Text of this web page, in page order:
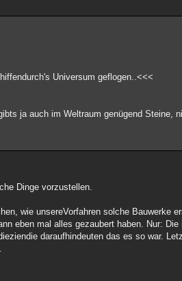
Universum geflogen..<<<
ja auch im Weltraum genügend Steine,
Dinge vorzustellen.
wie unsereVorfahren solche Bauwerke
eben mal alles gezaubert haben. Nur:
daraufhindeuten das es so war.